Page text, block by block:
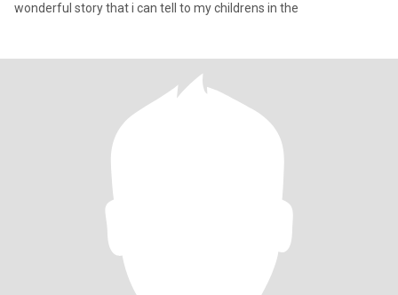
wonderful story that i can tell to my childrens in the